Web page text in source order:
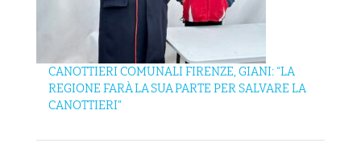
CANOTTIERI COMUNALI FIRENZE, GIANI: “LA
REGIONE FARÀ LA SUA PARTE PER SALVARE LA
CANOTTIERI”